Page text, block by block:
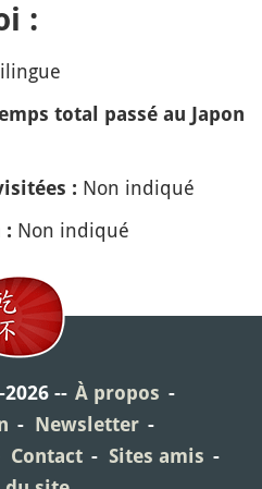
:
total passé au Japon
: Non indiqué
: Non indiqué
À propos
Newsletter
Contact
Sites amis